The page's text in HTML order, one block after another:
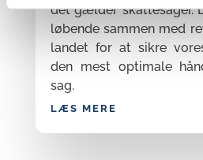
det gælder skattesager.
løbende sammen med
landet for at sikre
den mest optimale
sag.
LÆS MERE